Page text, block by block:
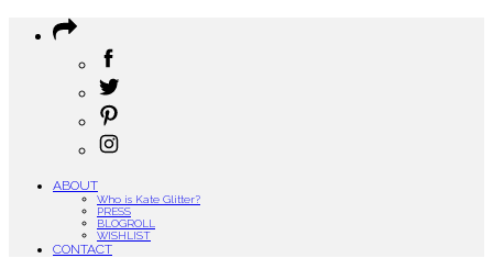
ABOUT
Who is Kate Glitter?
PRESS
BLOGROLL
WISHLIST
CONTACT